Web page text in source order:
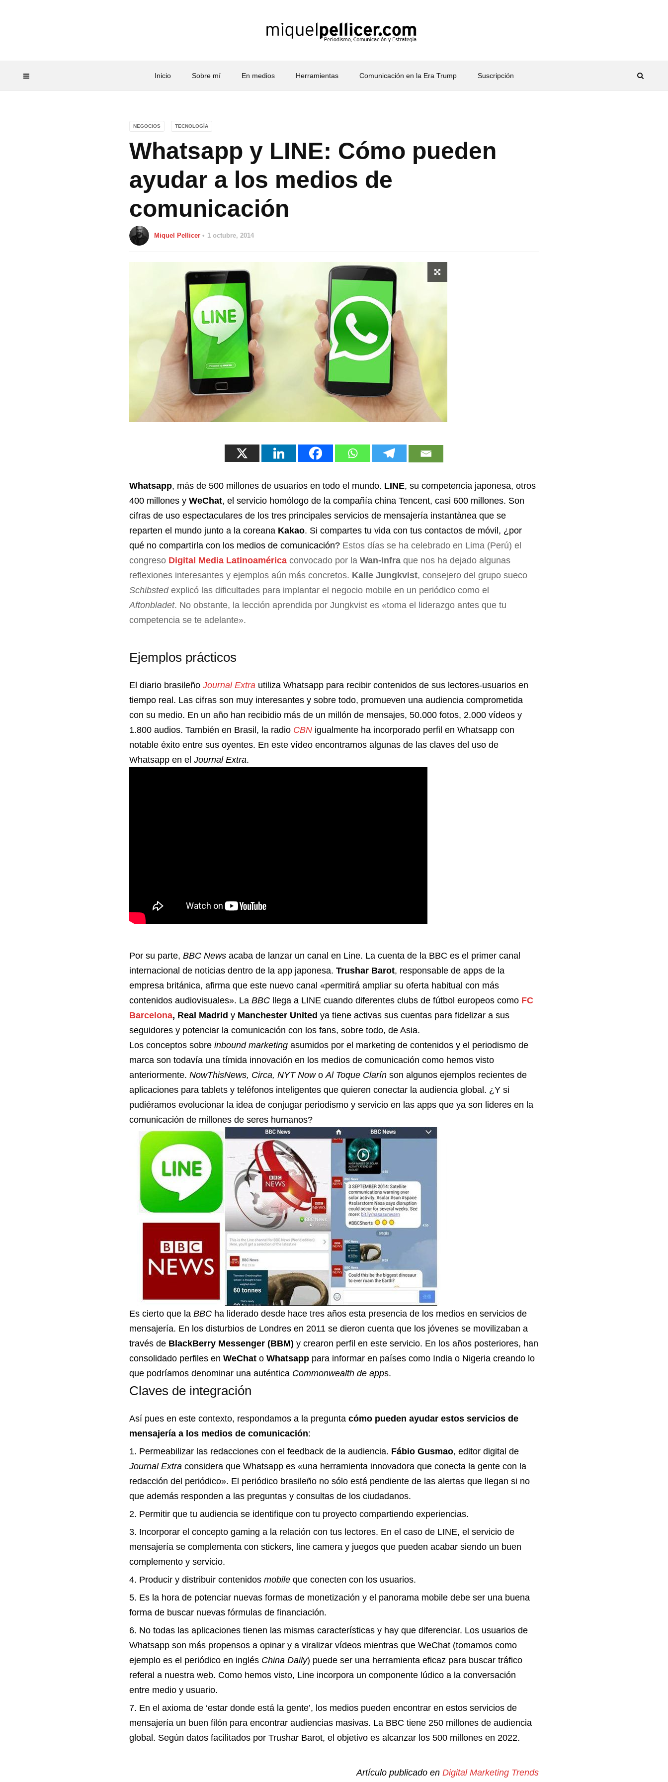
Inicio Sobre mí En medios Herramientas Comunicación en la Era Trump Suscripción
NEGOCIOS TECNOLOGÍA
Whatsapp y LINE: Cómo pueden
ayudar a los medios de
comunicación
Miquel Pellicer 1 octubre, 2014
Whatsapp, más de 500 millones de usuarios en todo el mundo. LINE, su competencia japonesa, otros
400 millones yWeChat, el servicio homólogo de la compañía china Tencent, casi 600 millones. Son
cifras de uso espectaculares de los tres principales servicios de mensajería instantànea que se
reparten el mundo junto a la coreana Kakao. Si compartes tu vida con tus contactos de móvil, ¿por
qué no compartirla con los medios de comunicación? Estos días se ha celebrado en Lima (Perú) el
congreso Digital Media Latinoamérica convocado por laWan-Infra que nos ha dejado algunas
reflexiones interesantes y ejemplos aún más concretos. Kalle Jungkvist, consejero del grupo sueco
Schibstedexplicó las dificultades para implantar el negocio mobile en un periódico como el
Aftonbladet. No obstante, la lección aprendida por Jungkvist es «toma el liderazgo antes que tu
competencia se te adelante».
Ejemplos prácticos
El diario brasileñoJournal Extra utiliza Whatsapp para recibir contenidos de sus lectores-usuarios en
tiempo real. Las cifras son muy interesantes y sobre todo, promueven una audiencia comprometida
con su medio. En un año han recibidio más de un millón de mensajes, 50.000 fotos, 2.000 vídeos y
1.800 audios. También en Brasil, la radio CBN igualmente ha incorporado perfil en Whatsapp con
notable éxito entre sus oyentes. En este vídeo encontramos algunas de las claves del uso de
Whatsapp en elJournal Extra.
Por su parte, BBC News acaba de lanzar un canal en Line. La cuenta de la BBC es el primer canal
internacional de noticias dentro de la app japonesa.Trushar Barot, responsable de apps de la
empresa británica, afirma que este nuevo canal «permitirá ampliar su oferta habitual con más
contenidos audiovisuales». LaBBC llega a LINE cuando diferentes clubs de fútbol europeos como FC
Barcelona, Real Madrid y Manchester United ya tiene activas sus cuentas para fidelizar a sus
seguidores y potenciar la comunicación con los fans, sobre todo, de Asia.
Los conceptos sobre inbound marketing asumidos por el marketing de contenidos y el periodismo de
marca son todavía una tímida innovación en los medios de comunicación como hemos visto
anteriormente.NowThisNews, Circa, NYT NowoAl Toque Clarín son algunos ejemplos recientes de
aplicaciones para tablets y teléfonos inteligentes que quieren conectar la audiencia global. ¿Y si
pudiéramos evolucionar la idea de conjugar periodismo y servicio en las apps que ya son lideres en la
comunicación de millones de seres humanos?
Es cierto que laBBC ha liderado desde hace tres años esta presencia de los medios en servicios de
mensajería. En los disturbios de Londres en 2011 se dieron cuenta que los jóvenes se movilizaban a
través de BlackBerry Messenger (BBM) y crearon perfil en este servicio. En los años posteriores, han
consolidado perfiles enWeChat oWhatsapp para informar en países como India o Nigeria creando lo
que podríamos denominar una auténtica Commonwealth de apps.
Claves de integración
Así pues en este contexto, respondamos a la preguntacómo pueden ayudar estos servicios de
mensajería a los medios de comunicación:
Permeabilizar las redacciones con el feedback de la audiencia. Fábio Gusmao, editor digital de
Journal Extra considera que Whatsapp es «una herramienta innovadora que conecta la gente con la
redacción del periódico». El periódico brasileño no sólo está pendiente de las alertas que llegan si no
que además responden a las preguntas y consultas de los ciudadanos.
Permitir que tu audiencia se identifique con tu proyecto compartiendo experiencias.
Incorporar el concepto gaming a la relación con tus lectores. En el caso de LINE, el servicio de
mensajería se complementa con stickers, line camera y juegos que pueden acabar siendo un buen
complemento y servicio.
Producir y distribuir contenidosmobile que conecten con los usuarios.
Es la hora de potenciar nuevas formas de monetización y el panorama mobile debe ser una buena
forma de buscar nuevas fórmulas de financiación.
No todas las aplicaciones tienen las mismas características y hay que diferenciar. Los usuarios de
Whatsapp son más propensos a opinar y a viralizar vídeos mientras que WeChat (tomamos como
ejemplo es el periódico en inglés China Daily) puede ser una herramienta eficaz para buscar tráfico
referal a nuestra web. Como hemos visto, Line incorpora un componente lúdico a la conversación
entre medio y usuario.
En el axioma de ‘estar donde está la gente’, los medios pueden encontrar en estos servicios de
mensajería un buen filón para encontrar audiencias masivas. La BBC tiene 250 millones de audiencia
global. Según datos facilitados por Trushar Barot, el objetivo es alcanzar los 500 millones en 2022.
Artículo publicado en Digital Marketing Trends